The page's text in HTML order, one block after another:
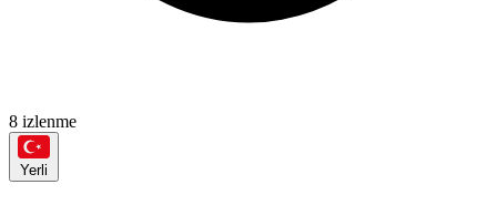
8 izlenme
Yerli